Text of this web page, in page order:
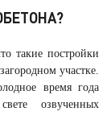
такие постройки
участке.
время года
озвученных